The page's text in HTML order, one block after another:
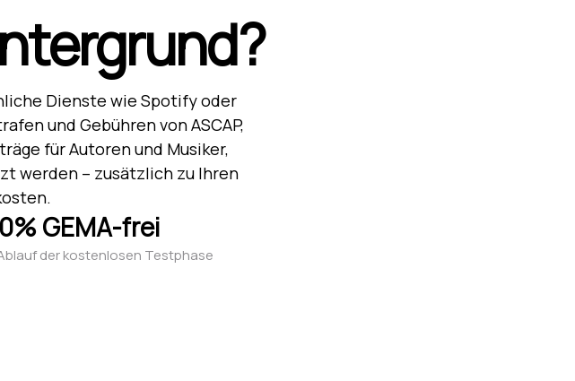
Dienste wie Spotify oder
und Gebühren von ASCAP,
für Autoren und Musiker,
werden – zusätzlich zu Ihren
GEMA-frei
der kostenlosen Testphase